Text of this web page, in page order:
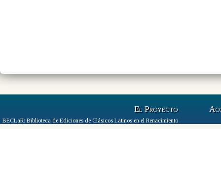
El Proyecto
BECLaR: Biblioteca de Ediciones de Clásicos Latinos en el Renacimiento